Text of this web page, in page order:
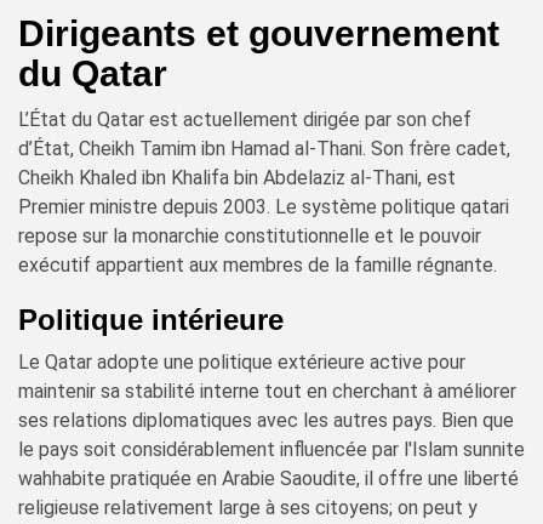
Dirigeants et gouvernement
du Qatar
L’État du Qatar est actuellement dirigée par son chef
d’État, Cheikh Tamim ibn Hamad al-Thani. Son frère cadet,
Cheikh Khaled ibn Khalifa bin Abdelaziz al-Thani, est
Premier ministre depuis 2003. Le système politique qatari
repose sur la monarchie constitutionnelle et le pouvoir
exécutif appartient aux membres de la famille régnante.
Politique intérieure
Le Qatar adopte une politique extérieure active pour
maintenir sa stabilité interne tout en cherchant à améliorer
ses relations diplomatiques avec les autres pays. Bien que
le pays soit considérablement influencée par l'Islam sunnite
wahhabite pratiquée en Arabie Saoudite, il offre une liberté
religieuse relativement large à ses citoyens; on peut y